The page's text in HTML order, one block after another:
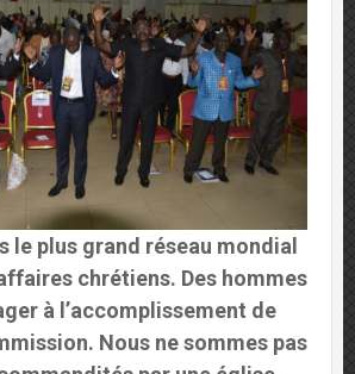
le plus grand réseau mondial
chrétiens. Des hommes
à l’accomplissement de
Nous ne sommes pas